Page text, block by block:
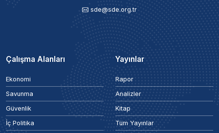
sde@sde.org.tr
Çalışma Alanları
Ekonomi
Savunma
Güvenlik
İç Politika
Yayınlar
Rapor
Analizler
Kitap
Tüm Yayınlar